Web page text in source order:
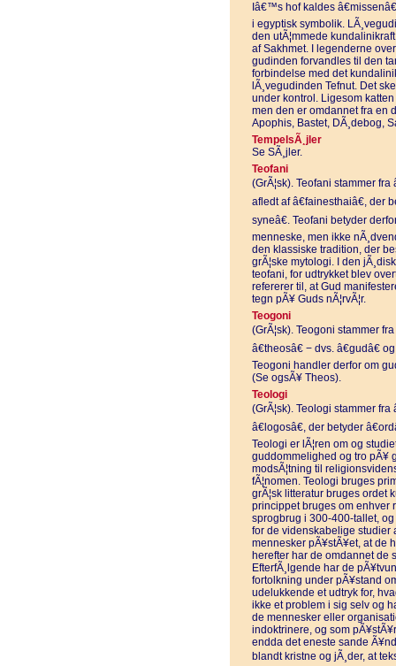
Iâ€™s hof kaldes
i egyptisk symbolik.
den utÃ¦mmede
af Sakhmet. I legenderne
gudinden forvandles til den
forbindelse med det
lÃ¸vegudinden Tefnut. Det
under kontrol. Ligesom
men den er omdannet fra en
Apophis, Bastet, DÃ¸debog,
TempelsÃ¸jler
Se SÃ¸jler.
Teofani
(GrÃ¦sk). Teofani stammer fra
afledt af â€fainesthaiâ€, der
syneâ€. Teofani betyder
menneske, men ikke
den klassiske tradition, der
grÃ¦ske mytologi. I den
teofani, for udtrykket blev
refererer til, at Gud
tegn pÃ¥ Guds nÃ¦rvÃ¦r.
Teogoni
(GrÃ¦sk). Teogoni stammer
â€theosâ€ − dvs. â€gudâ€
Teogoni handler derfor om
(Se ogsÃ¥ Theos).
Teologi
(GrÃ¦sk). Teologi stammer fra
â€logosâ€, der betyder
Teologi er lÃ¦ren om og
guddommelighed og tro pÃ¥
modsÃ¦tning til
fÃ¦nomen. Teologi bruges
grÃ¦sk litteratur bruges ordet
princippet bruges om enhver
sprogbrug i 300-400-tallet,
for de videnskabelige studier
mennesker pÃ¥stÃ¥et, at de
herefter har de omdannet de
EfterfÃ¸lgende har de
fortolkning under pÃ¥stand
udelukkende et udtryk for,
ikke et problem i sig selv og
de mennesker eller
indoktrinere, og som
endda det eneste sande
blandt kristne og jÃ¸der, at